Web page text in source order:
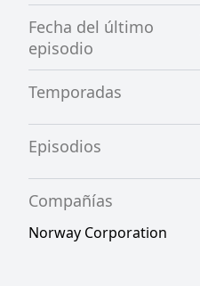
Fecha del último
episodio
Temporadas
Episodios
Compañías
Norway Corporation